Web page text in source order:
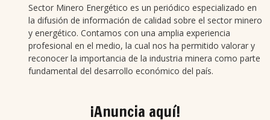
Sector Minero Energético es un periódico especializado en
la difusión de información de calidad sobre el sector minero
y energético. Contamos con una amplia experiencia
profesional en el medio, la cual nos ha permitido valorar y
reconocer la importancia de la industria minera como parte
fundamental del desarrollo económico del país.
¡Anuncia aquí!